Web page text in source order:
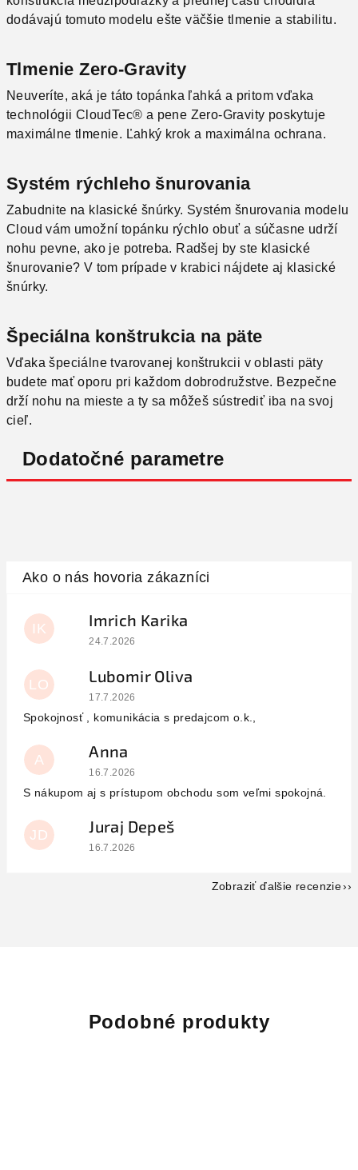
dodávajú tomuto modelu ešte väčšie tlmenie a stabilitu.
Tlmenie Zero-Gravity
Neuveríte, aká je táto topánka ľahká a pritom vďaka
technológii CloudTec® a pene Zero-Gravity poskytuje
maximálne tlmenie. Ľahký krok a maximálna ochrana.
Systém rýchleho šnurovania
Zabudnite na klasické šnúrky. Systém šnurovania modelu
Cloud vám umožní topánku rýchlo obuť a súčasne udrží
nohu pevne, ako je potreba. Radšej by ste klasické
šnurovanie? V tom prípade v krabici nájdete aj klasické
šnúrky.
Špeciálna konštrukcia na päte
Vďaka špeciálne tvarovanej konštrukcii v oblasti päty
budete mať oporu pri každom dobrodružstve. Bezpečne
drží nohu na mieste a ty sa môžeš sústrediť iba na svoj
cieľ.
Dodatočné parametre
IK Imrich Karika
Hodnotenie obchodu je 5 z 5 hviezdičiek.
24.7.2026
LO Lubomir Oliva
Hodnotenie obchodu je 5 z 5 hviezdičiek.
17.7.2026
Spokojnosť , komunikácia s predajcom o.k.,
A Anna
Hodnotenie obchodu je 5 z 5 hviezdičiek.
16.7.2026
S nákupom aj s prístupom obchodu som veľmi spokojná.
JD Juraj Depeš
Hodnotenie obchodu je 5 z 5 hviezdičiek.
16.7.2026
Zobraziť ďalšie recenzie
Podobné produkty